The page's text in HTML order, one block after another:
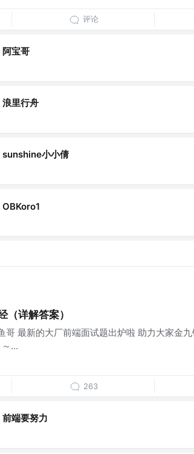
评论
阿宝哥
浪里行舟
sunshine小小倩
OBKoro1
（详解答案）
哥 最新的大厂前端面试题出炉啦 助力大家金九
...
263
前端要努力